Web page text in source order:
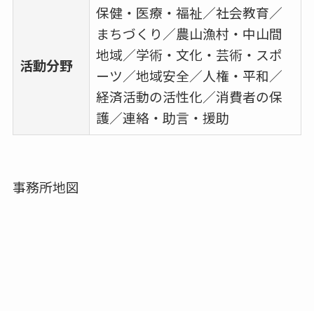
活動分野
保健・医療・福祉／社会教育／
まちづくり／農山漁村・中山間
地域／学術・文化・芸術・スポ
ーツ／地域安全／人権・平和／
経済活動の活性化／消費者の保
護／連絡・助言・援助
事務所地図